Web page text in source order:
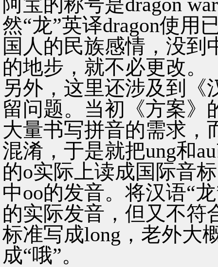
然“龙”英译dragon使用
国人的民族感情，没到
的地步，就不必更改。
另外，这里还涉及到《
留问题。当初《方案》
大量书写拼音的需求，
混淆，于是就把ung和
的o实际上读成国际音
中oo的发音。将汉语“
的实际发音，但又不符
标准写成long，老外大
成“哦”。